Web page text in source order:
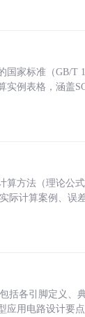
家标准（GB/T
例表格，涵盖
方法（理论公
际计算案例、误
括各引脚定义
应用电路设计要